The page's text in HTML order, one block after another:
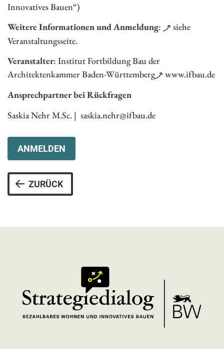
Innovatives Bauen“)
Weitere Informationen und Anmeldung:
siehe
Veranstaltungsseite.
Veranstalter: Institut Fortbildung Bau der
Architektenkammer Baden-Württemberg
www.ifbau.de
Ansprechpartner bei Rückfragen
Saskia Nehr M.Sc. | saskia.nehr@ifbau.de
ANMELDEN
ZURÜCK